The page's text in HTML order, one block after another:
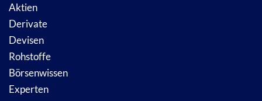
Aktien
Derivate
Devisen
Rohstoffe
Börsenwissen
Experten